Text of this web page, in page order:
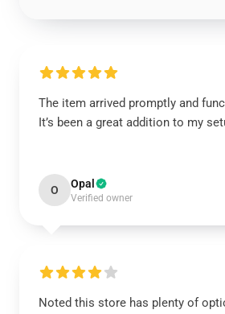
The item arrived promptly and
It’s been a great addition to my
O Opal
Verified owner
Noted this store has plenty of